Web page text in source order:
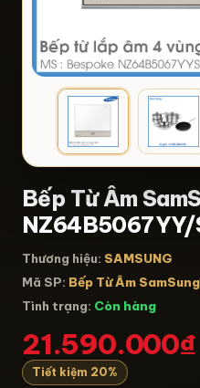
Bếp Từ Âm
NZ64B5067YY/
Thương hiệu: SAMSUNG
Mã SP: Bếp Từ Âm
Tình trạng: Còn hàng
21.590.000₫
Tiết kiệm 20%